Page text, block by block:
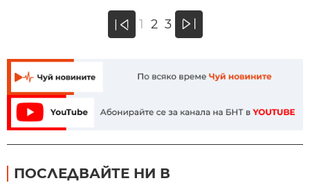
« 1 2 3 »
ПОСЛЕДВАЙТЕ НИ В